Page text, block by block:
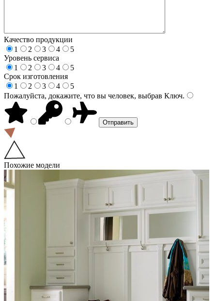
Качество продукции
1
2 3 4
5
Уровень сервиса
1
2 3 4
5
Срок изготовления
1
2 3 4
5
Пожалуйста, докажите, что вы человек, выбрав Ключ.
Похожие модели